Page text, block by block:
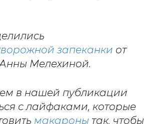
запеканки от
Мелехиной.
в нашей публикации
с лайфаками, которые
макароны так, чтобы